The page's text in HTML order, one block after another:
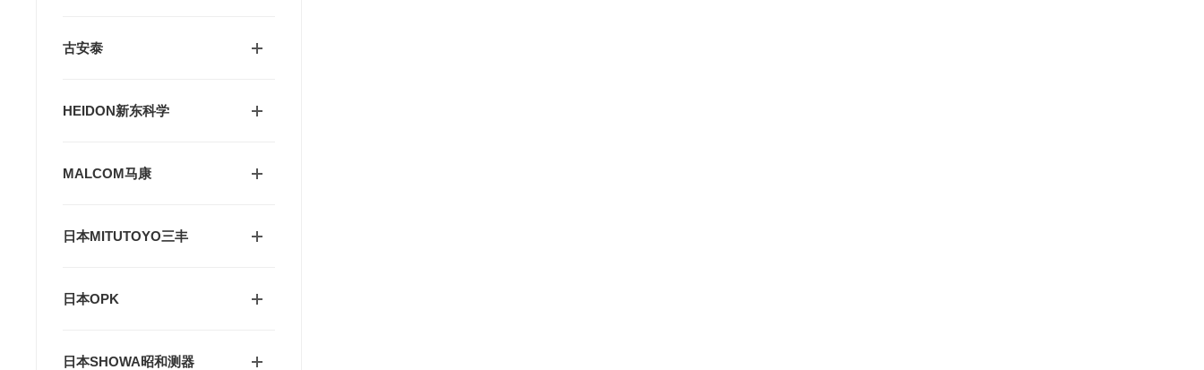
古安泰
HEIDON新东科学
MALCOM马康
日本MITUTOYO三丰
日本OPK
日本SHOWA昭和测器